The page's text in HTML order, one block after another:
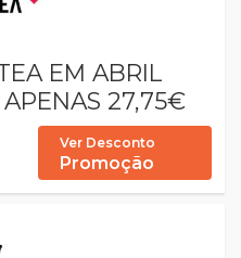
EM ABRIL
27,75€
Ver Desconto
Promoção